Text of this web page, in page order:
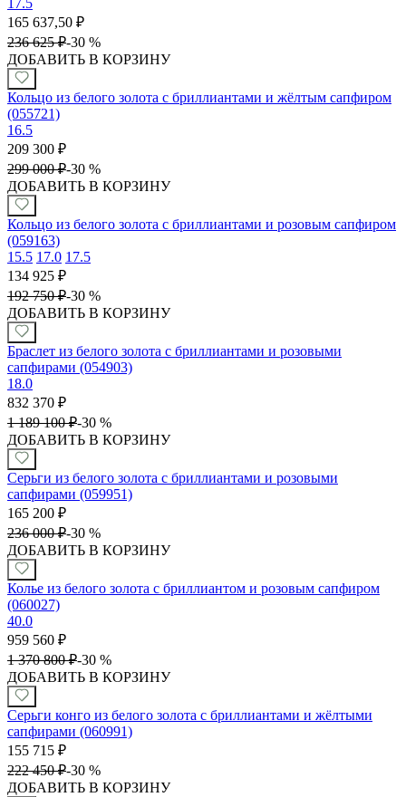
17.5
165 637,50 ₽
236 625 ₽-30 %
ДОБАВИТЬ В КОРЗИНУ
Кольцо из белого золота с бриллиантами и жёлтым сапфиром
(055721)
16.5
209 300 ₽
299 000 ₽-30 %
ДОБАВИТЬ В КОРЗИНУ
Кольцо из белого золота с бриллиантами и розовым сапфиром
(059163)
15.5 17.0 17.5
134 925 ₽
192 750 ₽-30 %
ДОБАВИТЬ В КОРЗИНУ
Браслет из белого золота с бриллиантами и розовыми
сапфирами (054903)
18.0
832 370 ₽
1 189 100 ₽-30 %
ДОБАВИТЬ В КОРЗИНУ
Серьги из белого золота с бриллиантами и розовыми
сапфирами (059951)
165 200 ₽
236 000 ₽-30 %
ДОБАВИТЬ В КОРЗИНУ
Колье из белого золота с бриллиантом и розовым сапфиром
(060027)
40.0
959 560 ₽
1 370 800 ₽-30 %
ДОБАВИТЬ В КОРЗИНУ
Серьги конго из белого золота с бриллиантами и жёлтыми
сапфирами (060991)
155 715 ₽
222 450 ₽-30 %
ДОБАВИТЬ В КОРЗИНУ